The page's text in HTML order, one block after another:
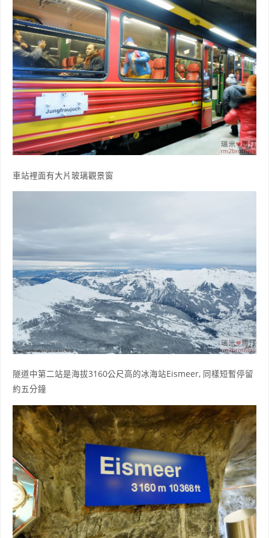
車站裡面有大片玻璃觀景窗
隧道中第二站是海拔3160公尺高的冰海站Eismeer, 同樣短暫停留
約五分鐘